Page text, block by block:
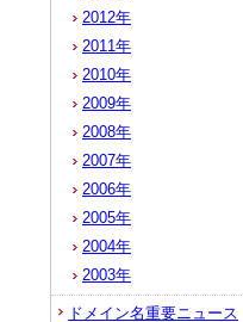
2012年
2011年
2010年
2009年
2008年
2007年
2006年
2005年
2004年
2003年
ドメイン名重要ニュース